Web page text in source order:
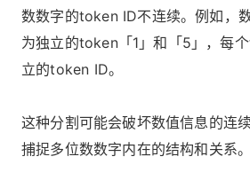
数数字的token ID不连续。例如，
为独立的token「1」和「5」，每
立的token ID。
这种分割可能会破坏数值信息的连
捕捉多位数数字内在的结构和关系。